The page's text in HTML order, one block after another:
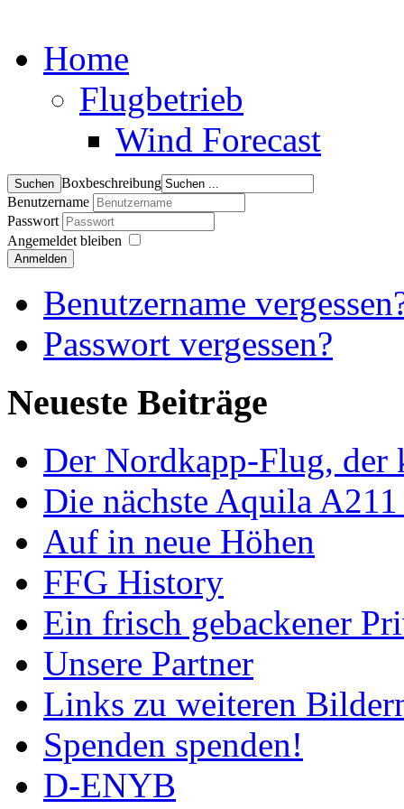
Home
Flugbetrieb
Wind Forecast
Boxbeschreibung
Benutzername
Passwort
Angemeldet bleiben
Anmelden
Benutzername
Passwort vergessen?
Neueste Beiträge
Der Nordkapp-Flug, der
Die nächste Aquila
Auf in neue Höhen
FFG History
Ein frisch gebackener
Unsere Partner
Links zu weiteren
Spenden spenden!
D-ENYB